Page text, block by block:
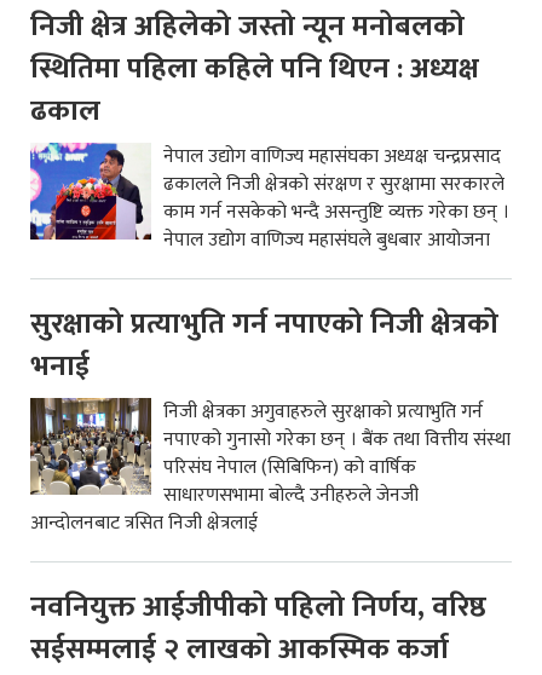
निजी क्षेत्र अहिलेको जस्तो न्यून मनोबलको
स्थितिमा पहिला कहिले पनि थिएन : अध्यक्ष
ढकाल
नेपाल उद्योग वाणिज्य महासंघका अध्यक्ष चन्द्रप्रसाद
ढकालले निजी क्षेत्रको संरक्षण र सुरक्षामा सरकारले
काम गर्न नसकेको भन्दै असन्तुष्टि व्यक्त गरेका छन् ।
नेपाल उद्योग वाणिज्य महासंघले बुधबार आयोजना
सुरक्षाको प्रत्याभुति गर्न नपाएको निजी क्षेत्रको
भनाई
निजी क्षेत्रका अगुवाहरुले सुरक्षाको प्रत्याभुति गर्न
नपाएको गुनासो गरेका छन् । बैंक तथा वित्तीय संस्था
परिसंघ नेपाल (सिबिफिन) को वार्षिक
साधारणसभामा बोल्दै उनीहरुले जेनजी
आन्दोलनबाट त्रसित निजी क्षेत्रलाई
नवनियुक्त आईजीपीको पहिलो निर्णय, वरिष्ठ
सईसम्मलाई २ लाखको आकस्मिक कर्जा